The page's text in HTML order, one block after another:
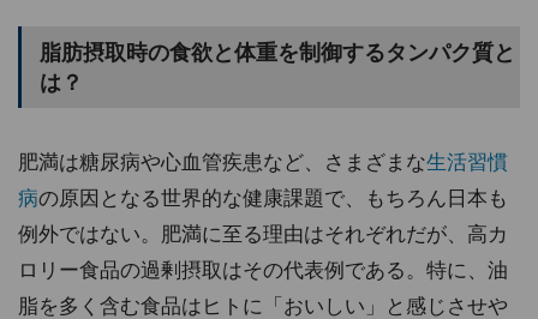
脂肪摂取時の食欲と体重を制御するタンパク質と
は？
肥満は糖尿病や心血管疾患など、さまざまな生活習慣
病の原因となる世界的な健康課題で、もちろん日本も
例外ではない。肥満に至る理由はそれぞれだが、高カ
ロリー食品の過剰摂取はその代表例である。特に、油
脂を多く含む食品はヒトに「おいしい」と感じさせや